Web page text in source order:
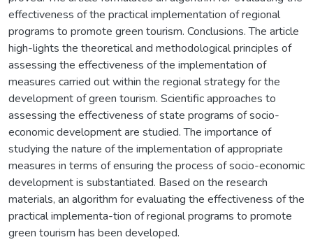
effectiveness of the practical implementation of regional
programs to promote green tourism. Conclusions. The article
high-lights the theoretical and methodological principles of
assessing the effectiveness of the implementation of
measures carried out within the regional strategy for the
development of green tourism. Scientific approaches to
assessing the effectiveness of state programs of socio-
economic development are studied. The importance of
studying the nature of the implementation of appropriate
measures in terms of ensuring the process of socio-economic
development is substantiated. Based on the research
materials, an algorithm for evaluating the effectiveness of the
practical implementa-tion of regional programs to promote
green tourism has been developed.